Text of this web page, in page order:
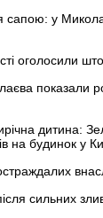
сапою: у
оголосили
показали
дитина:
на будинок у
сильних